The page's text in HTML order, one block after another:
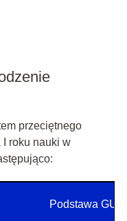
przeciętnego
roku nauki w
Podstawa GUS